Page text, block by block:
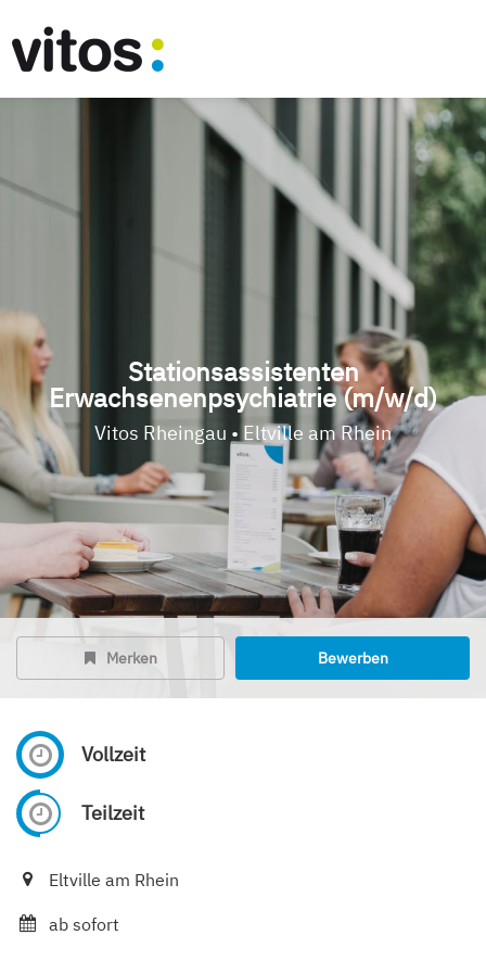
Stationsassistenten
Erwachsenenpsychiatrie (m/w/d)
Vitos Rheingau • Eltville am Rhein
Merken Bewerben
Vollzeit
Teilzeit
Eltville am Rhein
ab sofort